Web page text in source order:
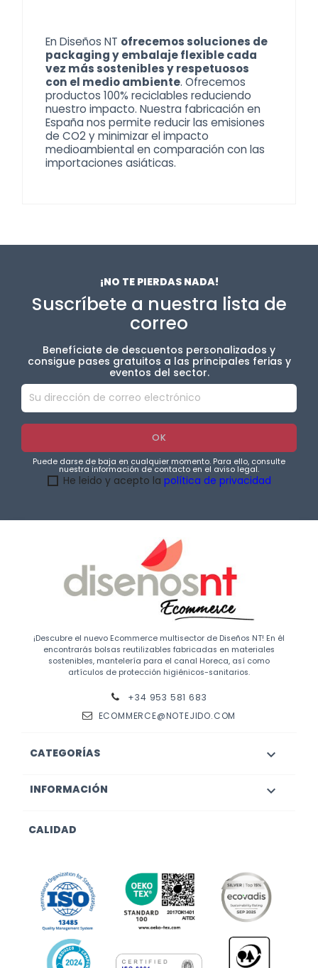
En Diseños NT ofrecemos soluciones de
packaging y embalaje flexible cada
vez más sostenibles y respetuosos
con el medio ambiente. Ofrecemos
productos 100% reciclables reduciendo
nuestro impacto. Nuestra fabricación en
España nos permite reducir las emisiones
de CO2 y minimizar el impacto
medioambiental en comparación con las
importaciones asiáticas.
¡NO TE PIERDAS NADA!
Suscríbete a nuestra lista de
correo
Benefíciate de descuentos personalizados y
consigue pases gratuitos a las principales ferias y
eventos del sector.
Puede darse de baja en cualquier momento. Para ello, consulte
nuestra información de contacto en el aviso legal.
He leido y acepto la política de privacidad
¡Descubre el nuevo Ecommerce multisector de Diseños NT! En él
encontrarás bolsas reutilizables fabricadas en materiales
sostenibles, mantelería para el canal Horeca, así como
artículos de protección higiénicos-sanitarios.
+34 953 581 683
ECOMMERCE@NOTEJIDO.COM
CATEGORÍAS 
INFORMACIÓN 
CALIDAD